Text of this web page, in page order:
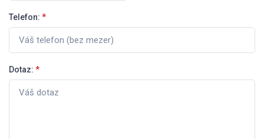
Telefon: *
Dotaz: *